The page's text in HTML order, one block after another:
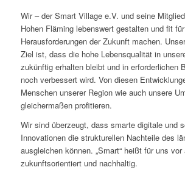
Wir – der Smart Village e.V. und seine
Hohen Fläming lebenswert gestalten und fit
Herausforderungen der Zukunft machen.
Ziel ist, dass die hohe Lebensqualität in
zukünftig erhalten bleibt und in erforderlichen
noch verbessert wird. Von diesen
Menschen unserer Region wie auch unsere
gleichermaßen profitieren.
Wir sind überzeugt, dass smarte digitale und
Innovationen die strukturellen Nachteile des
ausgleichen können. „Smart“ heißt für uns vor
zukunftsorientiert und nachhaltig.